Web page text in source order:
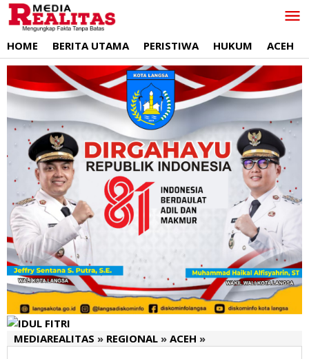
Lewati
ke
HOME BERITA UTAMA PERISTIWA HUKUM ACEH
MEDIAREALITAS » REGIONAL » ACEH »